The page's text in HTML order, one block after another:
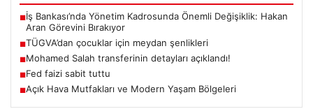
■İş Bankası’nda Yönetim Kadrosunda Önemli Değişiklik: Hakan
Aran Görevini Bırakıyor
■TÜGVA’dan çocuklar için meydan şenlikleri
■Mohamed Salah transferinin detayları açıklandı!
■Fed faizi sabit tuttu
■Açık Hava Mutfakları ve Modern Yaşam Bölgeleri